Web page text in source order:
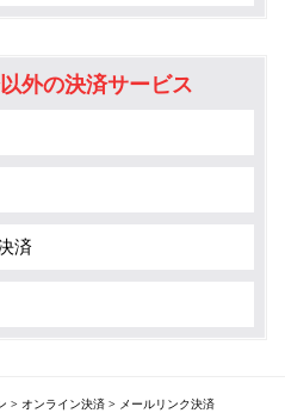
外の決済サービス
済
> オンライン決済 > メールリンク決済